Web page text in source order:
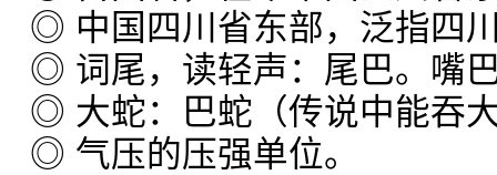
◎ 中国四川省东部，泛指四
◎ 词尾，读轻声：尾巴。嘴
◎ 大蛇：巴蛇（传说中能吞
◎ 气压的压强单位。